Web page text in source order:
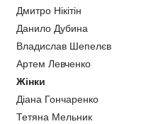
Дмитро Нікітін
Данило Дубина
Владислав Шепелєв
Артем Левченко
Жінки
Діана Гончаренко
Тетяна Мельник